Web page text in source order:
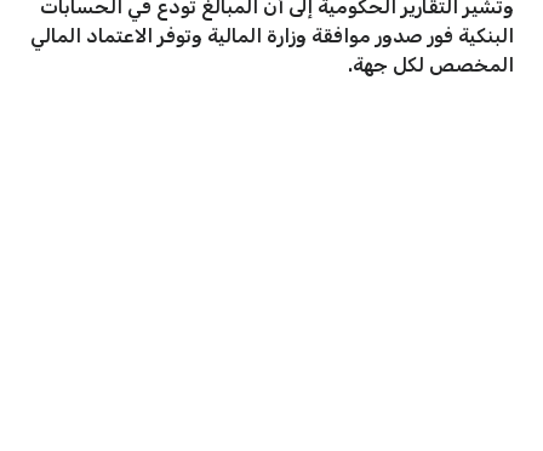
وتشير التقارير الحكومية إلى أن المبالغ تودع في الحسابات
البنكية فور صدور موافقة وزارة المالية وتوفر الاعتماد المالي
المخصص لكل جهة.